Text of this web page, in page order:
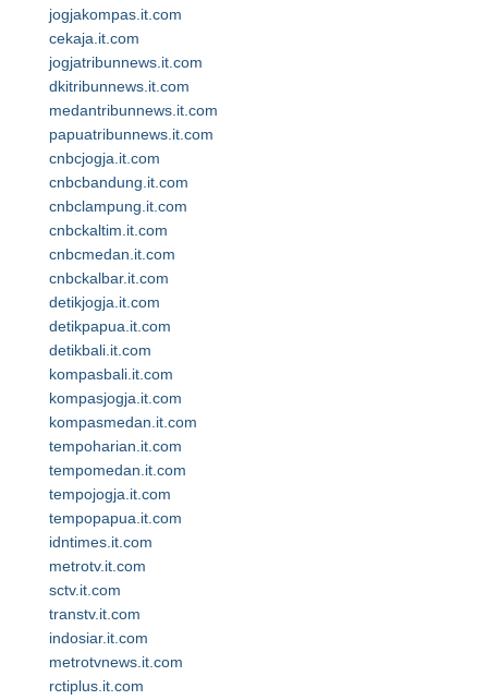
jogjakompas.it.com
cekaja.it.com
jogjatribunnews.it.com
dkitribunnews.it.com
medantribunnews.it.com
papuatribunnews.it.com
cnbcjogja.it.com
cnbcbandung.it.com
cnbclampung.it.com
cnbckaltim.it.com
cnbcmedan.it.com
cnbckalbar.it.com
detikjogja.it.com
detikpapua.it.com
detikbali.it.com
kompasbali.it.com
kompasjogja.it.com
kompasmedan.it.com
tempoharian.it.com
tempomedan.it.com
tempojogja.it.com
tempopapua.it.com
idntimes.it.com
metrotv.it.com
sctv.it.com
transtv.it.com
indosiar.it.com
metrotvnews.it.com
rctiplus.it.com